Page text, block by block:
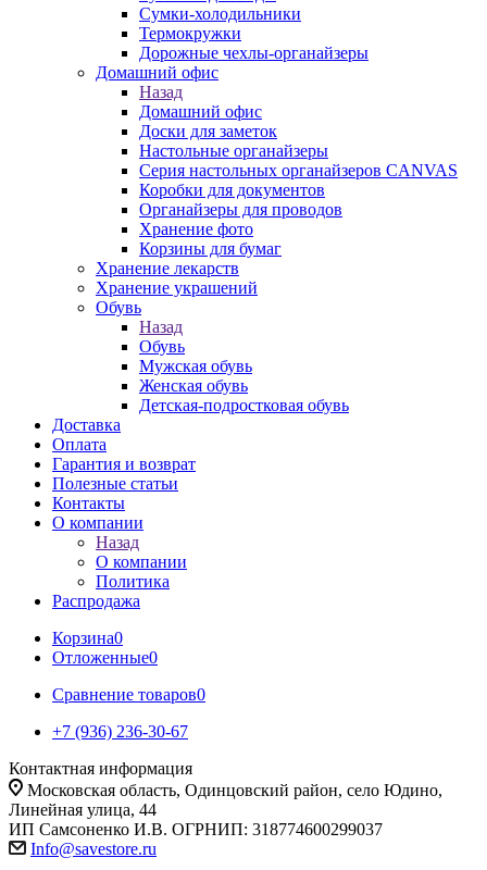
Сумки-холодильники
Термокружки
Дорожные чехлы-органайзеры
Домашний офис
Назад
Домашний офис
Доски для заметок
Настольные органайзеры
Серия настольных органайзеров CANVAS
Коробки для документов
Органайзеры для проводов
Хранение фото
Корзины для бумаг
Хранение лекарств
Хранение украшений
Обувь
Назад
Обувь
Мужская обувь
Женская обувь
Детская-подростковая обувь
Доставка
Оплата
Гарантия и возврат
Полезные статьи
Контакты
О компании
Назад
О компании
Политика
Распродажа
Корзина0
Отложенные0
Сравнение товаров0
+7 (936) 236-30-67
Контактная информация
Московская область, Одинцовский район, село Юдино,
Линейная улица, 44
ИП Самсоненко И.В. ОГРНИП: 318774600299037
Info@savestore.ru